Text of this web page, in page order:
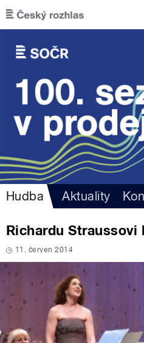
Přejít k hlavnímu obsahu
Hudba Aktuality
Richardu Straussovi
11. červen 2014